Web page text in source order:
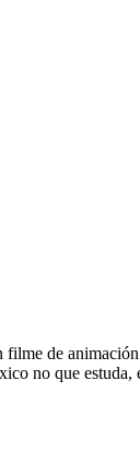
de
no que